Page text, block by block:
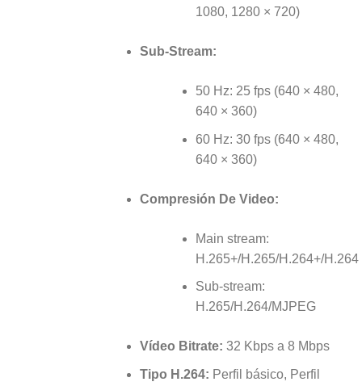
1080, 1280 × 720)
Sub-Stream:
50 Hz: 25 fps (640 × 480,
640 × 360)
60 Hz: 30 fps (640 × 480,
640 × 360)
Compresión De Video:
Main stream:
H.265+/H.265/H.264+/H.264
Sub-stream:
H.265/H.264/MJPEG
Vídeo Bitrate: 32 Kbps a 8 Mbps
Tipo H.264: Perfil básico, Perfil